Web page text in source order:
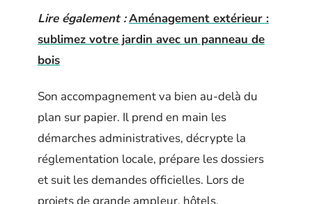
Lire également :Aménagement extérieur :
sublimez votre jardin avec un panneau de
bois
Son accompagnement va bien au-delà du
plan sur papier. Il prend en main les
démarches administratives, décrypte la
réglementation locale, prépare les dossiers
et suit les demandes officielles. Lors de